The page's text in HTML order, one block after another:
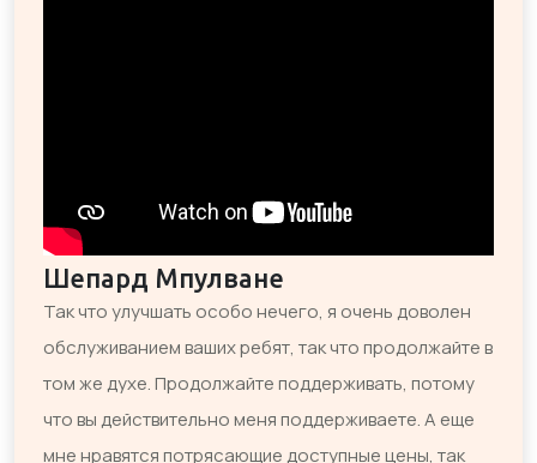
Шепард Мпулване
Так что улучшать особо нечего, я очень доволен
обслуживанием ваших ребят, так что продолжайте в
том же духе. Продолжайте поддерживать, потому
что вы действительно меня поддерживаете. А еще
мне нравятся потрясающие доступные цены, так